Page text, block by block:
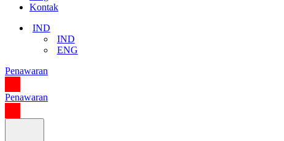
Kontak
IND
IND
ENG
Penawaran
Penawaran